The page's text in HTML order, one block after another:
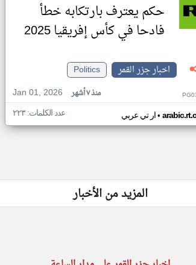
حكم يعترف بارتكابه خطأ
فادحا في كأس إفريقيا 2025
اخبار جزر القمر
Politics
Jan 01, 2026
منذ ٧ أشهر
ار تي عربي• عدد الكلمات: ٢٢٣
المزيد من الأخبار